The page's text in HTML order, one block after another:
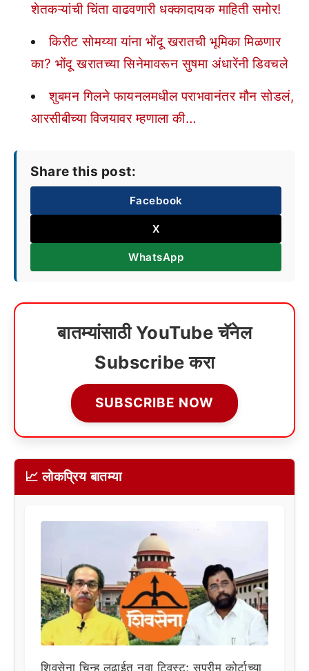
शेतकऱ्यांची चिंता वाढवणारी धक्कादायक माहिती समोर!
किरीट सोमय्या यांना भोंदू खरातची भूमिका मिळणार
का? भोंदू खरातच्या सिनेमावरून सुषमा अंधारेंनी डिवचले
शुबमन गिलने फायनलमधील पराभवानंतर मौन सोडलं,
आरसीबीच्या विजयावर म्हणाला की…
Share this post:
Facebook
X
WhatsApp
बातम्यांसाठी YouTube चॅनेल
Subscribe करा
SUBSCRIBE NOW
📈 लोकप्रिय बातम्या
शिवसेना चिन्ह लढाईत नवा ट्विस्ट; सुप्रीम कोर्टाच्या